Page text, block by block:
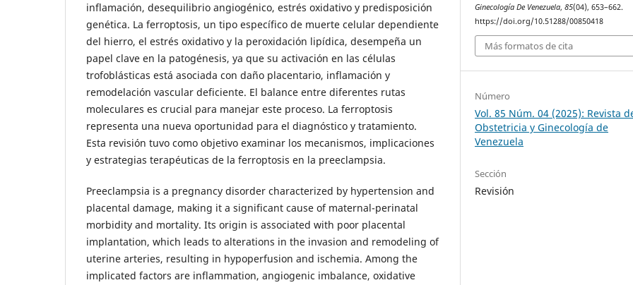
inflamación, desequilibrio angiogénico, estrés oxidativo y predisposición
genética. La ferroptosis, un tipo específico de muerte celular dependiente
del hierro, el estrés oxidativo y la peroxidación lipídica, desempeña un
papel clave en la patogénesis, ya que su activación en las células
trofoblásticas está asociada con daño placentario, inflamación y
remodelación vascular deficiente. El balance entre diferentes rutas
moleculares es crucial para manejar este proceso. La ferroptosis
representa una nueva oportunidad para el diagnóstico y tratamiento.
Esta revisión tuvo como objetivo examinar los mecanismos, implicaciones
y estrategias terapéuticas de la ferroptosis en la preeclampsia.
Preeclampsia is a pregnancy disorder characterized by hypertension and
placental damage, making it a significant cause of maternal-perinatal
morbidity and mortality. Its origin is associated with poor placental
implantation, which leads to alterations in the invasion and remodeling of
uterine arteries, resulting in hypoperfusion and ischemia. Among the
implicated factors are inflammation, angiogenic imbalance, oxidative
Ginecología De Venezuela,85(04), 653–662.
https://doi.org/10.51288/00850418
Más formatos de cita
Número
Vol. 85 Núm. 04 (2025): Revista
Obstetricia y Ginecología de
Venezuela
Sección
Revisión